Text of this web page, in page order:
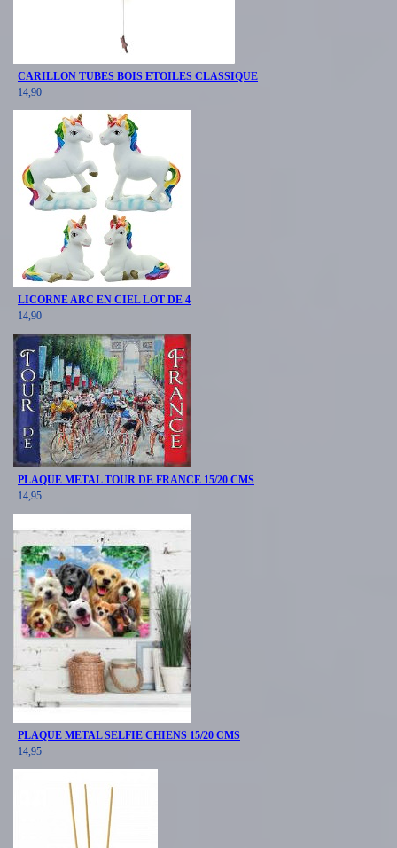
CARILLON TUBES BOIS ETOILES CLASSIQUE
14,90
LICORNE ARC EN CIEL LOT DE 4
14,90
PLAQUE METAL TOUR DE FRANCE 15/20 CMS
14,95
PLAQUE METAL SELFIE CHIENS 15/20 CMS
14,95